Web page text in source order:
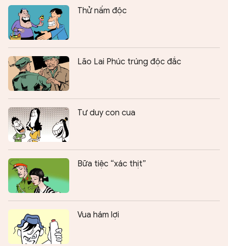
Thử nấm độc
Lão Lai Phúc trúng độc đắc
Tư duy con cua
Bữa tiệc “xác thịt”
Vua hám lợi